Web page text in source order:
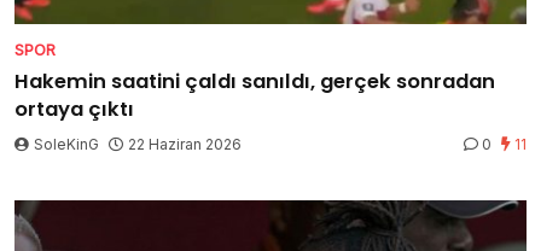
SPOR
Hakemin saatini çaldı sanıldı, gerçek sonradan
ortaya çıktı
SoleKinG 22 Haziran 2026 0 11